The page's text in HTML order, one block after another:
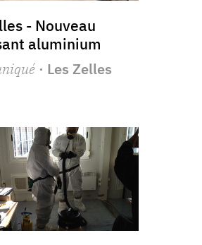
- Nouveau
aluminium
· Les Zelles